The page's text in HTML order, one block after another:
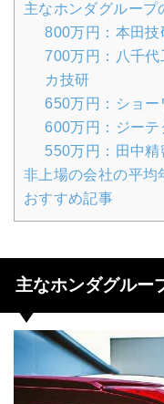
主なホンダグループ
800万円：本田技
700万円：八千代
カ技研
650万円：ショ
600万円：ジー
550万円：田中精
非上場の会社の平均
おすすめ記事
主なホンダグルー